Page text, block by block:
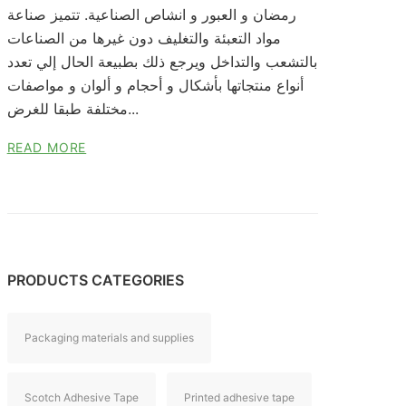
رمضان و العبور و انشاص الصناعية. تتميز صناعة
مواد التعبئة والتغليف دون غيرها من الصناعات
بالتشعب والتداخل ويرجع ذلك بطبيعة الحال إلي تعدد
أنواع منتجاتها بأشكال و أحجام و ألوان و مواصفات
مختلفة طبقا للغرض...
READ MORE
PRODUCTS CATEGORIES
Packaging materials and supplies
Scotch Adhesive Tape Printed adhesive tape